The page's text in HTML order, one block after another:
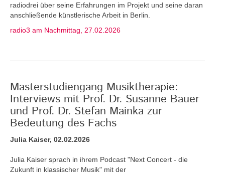
radiodrei über seine Erfahrungen im Projekt und seine daran
anschließende künstlerische Arbeit in Berlin.
radio3 am Nachmittag, 27.02.2026
Masterstudiengang Musiktherapie:
Interviews mit Prof. Dr. Susanne Bauer
und Prof. Dr. Stefan Mainka zur
Bedeutung des Fachs
Julia Kaiser, 02.02.2026
Julia Kaiser sprach in ihrem Podcast "Next Concert - die
Zukunft in klassischer Musik" mit der